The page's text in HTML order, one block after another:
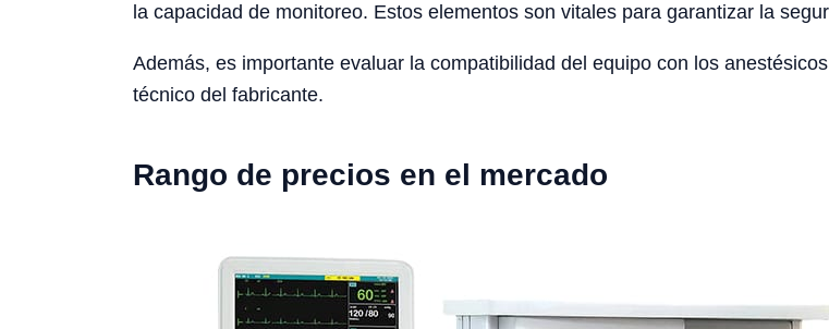
la capacidad de monitoreo. Estos elementos son vitales para garantizar la
Además, es importante evaluar la compatibilidad del equipo con los
técnico del fabricante.
Rango de precios en el mercado